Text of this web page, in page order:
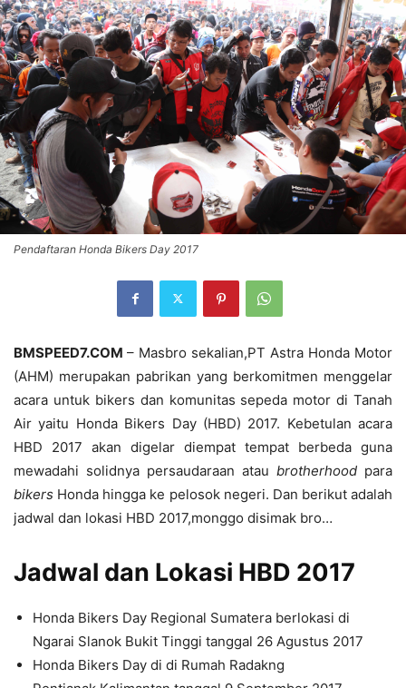
Pendaftaran Honda Bikers Day 2017
BMSPEED7.COM – Masbro sekalian,PT Astra Honda Motor
(AHM) merupakan pabrikan yang berkomitmen menggelar
acara untuk bikers dan komunitas sepeda motor di Tanah
Air yaitu Honda Bikers Day (HBD) 2017. Kebetulan acara
HBD 2017 akan digelar diempat tempat berbeda guna
mewadahi solidnya persaudaraan atau brotherhood para
bikers Honda hingga ke pelosok negeri. Dan berikut adalah
jadwal dan lokasi HBD 2017,monggo disimak bro…
Jadwal dan Lokasi HBD 2017
Honda Bikers Day Regional Sumatera berlokasi di
Ngarai Slanok Bukit Tinggi tanggal 26 Agustus 2017
Honda Bikers Day di di Rumah Radakng